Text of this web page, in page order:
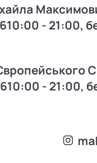
10:00 - 21:00,
10:00 - 21:00,